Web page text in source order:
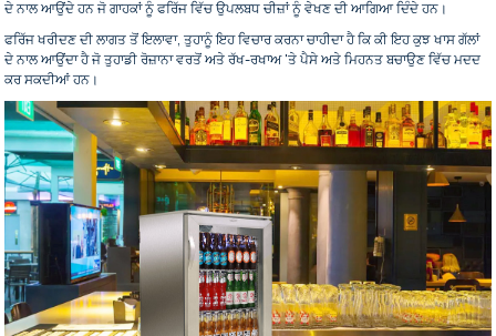
ਦੇ ਨਾਲ ਆਉਂਦੇ ਹਨ ਜੋ ਗਾਹਕਾਂ ਨੂੰ ਫਰਿੱਜ ਵਿੱਚ ਉਪਲਬਧ ਚੀਜ਼ਾਂ ਨੂੰ ਵੇਖਣ ਦੀ ਆਗਿਆ ਦਿੰਦੇ ਹਨ।
ਫਰਿੱਜ ਖਰੀਦਣ ਦੀ ਲਾਗਤ ਤੋਂ ਇਲਾਵਾ, ਤੁਹਾਨੂੰ ਇਹ ਵਿਚਾਰ ਕਰਨਾ ਚਾਹੀਦਾ ਹੈ ਕਿ ਕੀ ਇਹ ਕੁਝ ਖਾਸ ਗੱਲਾਂ
ਦੇ ਨਾਲ ਆਉਂਦਾ ਹੈ ਜੋ ਤੁਹਾਡੀ ਰੋਜ਼ਾਨਾ ਵਰਤੋਂ ਅਤੇ ਰੱਖ-ਰਖਾਅ 'ਤੇ ਪੈਸੇ ਅਤੇ ਮਿਹਨਤ ਬਚਾਉਣ ਵਿੱਚ ਮਦਦ
ਕਰ ਸਕਦੀਆਂ ਹਨ।